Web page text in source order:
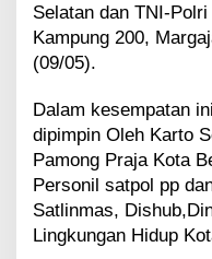
r
b
a
n
P
e
d
a
Selatan dan TNI-
Kampung 200,
(09/05).
Dalam kesempatan
dipimpin Oleh Karto
Pamong Praja Kota
Personil satpol pp
Satlinmas,
Lingkungan Hidup